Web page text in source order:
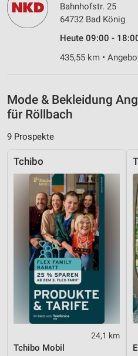
Bahnhofstr. 25
64732 Bad König
Heute 09:00 -
435,55 km •
Mode & Bekleidung
für Röllbach
9 Prospekte
Tchibo
24,1 km
Tchibo Mobil
Verwendung von Profilen zur
personalisierter Werbung
Erstellung von Profilen zur
Messung der Werbeleistung
Messung der Performance von
Analyse von Zielgruppen durch
Kombinationen von Daten aus
Quellen
Entwicklung und
Verwendung reduzierter Daten
Inhalten
IAB-Besonderheiten:
Verwendung genauer
Geräte anhand von aktiv
Informationen identifizieren
Nicht-IAB-Verarbeitungszwecke:
Notwendig